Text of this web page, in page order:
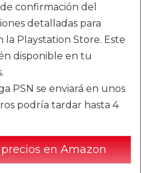
confirmación del
detalladas para
Playstation Store. Este
disponible en tu
PSN se enviará en unos
podría tardar hasta 4
en Amazon